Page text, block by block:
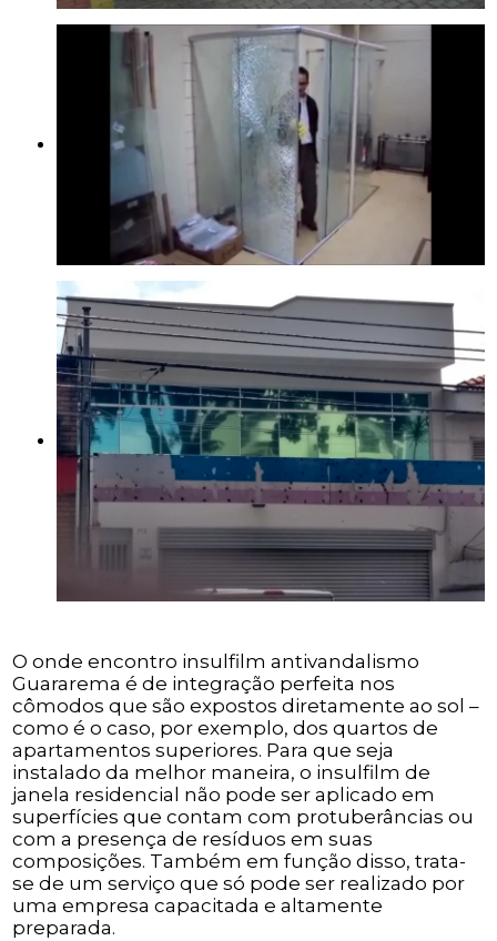
O onde encontro insulfilm antivandalismo
Guararema é de integração perfeita nos
cômodos que são expostos diretamente ao sol –
como é o caso, por exemplo, dos quartos de
apartamentos superiores. Para que seja
instalado da melhor maneira, o insulfilm de
janela residencial não pode ser aplicado em
superfícies que contam com protuberâncias ou
com a presença de resíduos em suas
composições. Também em função disso, trata-
se de um serviço que só pode ser realizado por
uma empresa capacitada e altamente
preparada.